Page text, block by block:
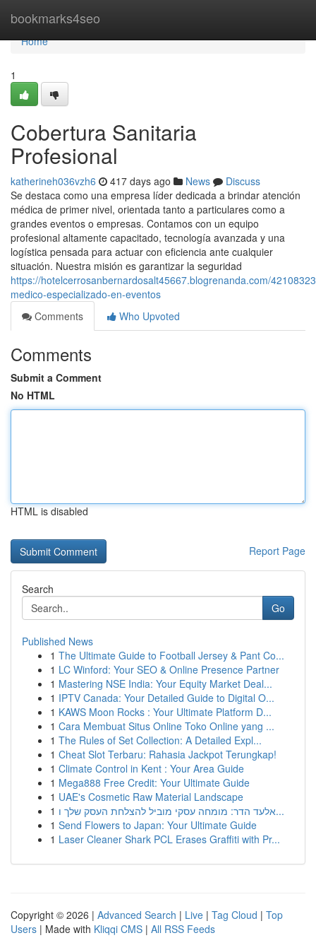
bookmarks4seo
Home
Home
1
Cobertura Sanitaria
Profesional
katherineh036vzh6 417 days ago News
Discuss
Se destaca como una empresa líder dedicada a brindar atención
médica de primer nivel, orientada tanto a particulares como a
grandes eventos o empresas. Contamos con un equipo
profesional altamente capacitado, tecnología avanzada y una
logística pensada para actuar con eficiencia ante cualquier
situación. Nuestra misión es garantizar la seguridad
https://hotelcerrosanbernardosalt45667.blogrenanda.com/
medico-especializado-en-eventos
Comments
Who Upvoted
Comments
Submit a Comment
No HTML
HTML is disabled
Report Page
Search
Go
Published News
1 The Ultimate Guide to Football Jersey & Pant Co...
1 LC Winford: Your SEO & Online Presence Partner
1 Mastering NSE India: Your Equity Market Deal...
1 IPTV Canada: Your Detailed Guide to Digital O...
1 KAWS Moon Rocks : Your Ultimate Platform D...
1 Cara Membuat Situs Online Toko Online yang ...
1 The Rules of Set Collection: A Detailed Expl...
1 Cheat Slot Terbaru: Rahasia Jackpot Terungkap!
1 Climate Control in Kent : Your Area Guide
1 Mega888 Free Credit: Your Ultimate Guide
1 UAE's Cosmetic Raw Material Landscape
1
אלעד הדר: מומחה עסקי מוביל להצלחת העסק שלך ו...
1 Send Flowers to Japan: Your Ultimate Guide
1 Laser Cleaner Shark PCL Erases Graffiti with Pr...
Copyright © 2026 | Advanced Search | Live | Tag Cloud | Top
Users | Made with Kliqqi CMS | All RSS Feeds